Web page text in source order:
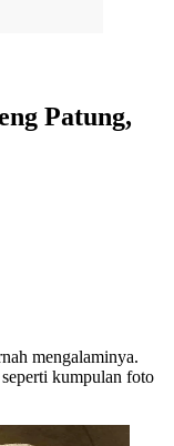
Patung,
mengalaminya.
kumpulan foto